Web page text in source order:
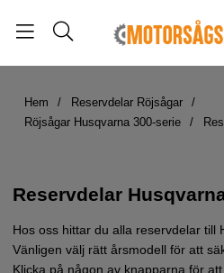
Hem
Reservdelar Röjsågar
Röjsågar Husqvarna 300-serie
Reservdelar
Hos oss hittar du alla reservdelar till
Vänligen välj rätt årsmodell för att
Klicka på någon av knapparna för